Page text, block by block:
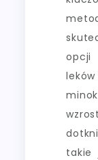
opcji
takie